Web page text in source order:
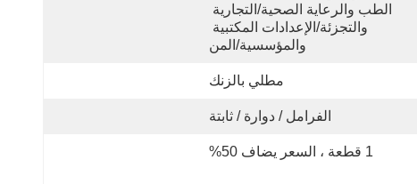
والمؤسسية/المن
مطلي بالزنك
الفرامل / دوارة / ثابتة
1 قطعة ، السعر يضاف 50%